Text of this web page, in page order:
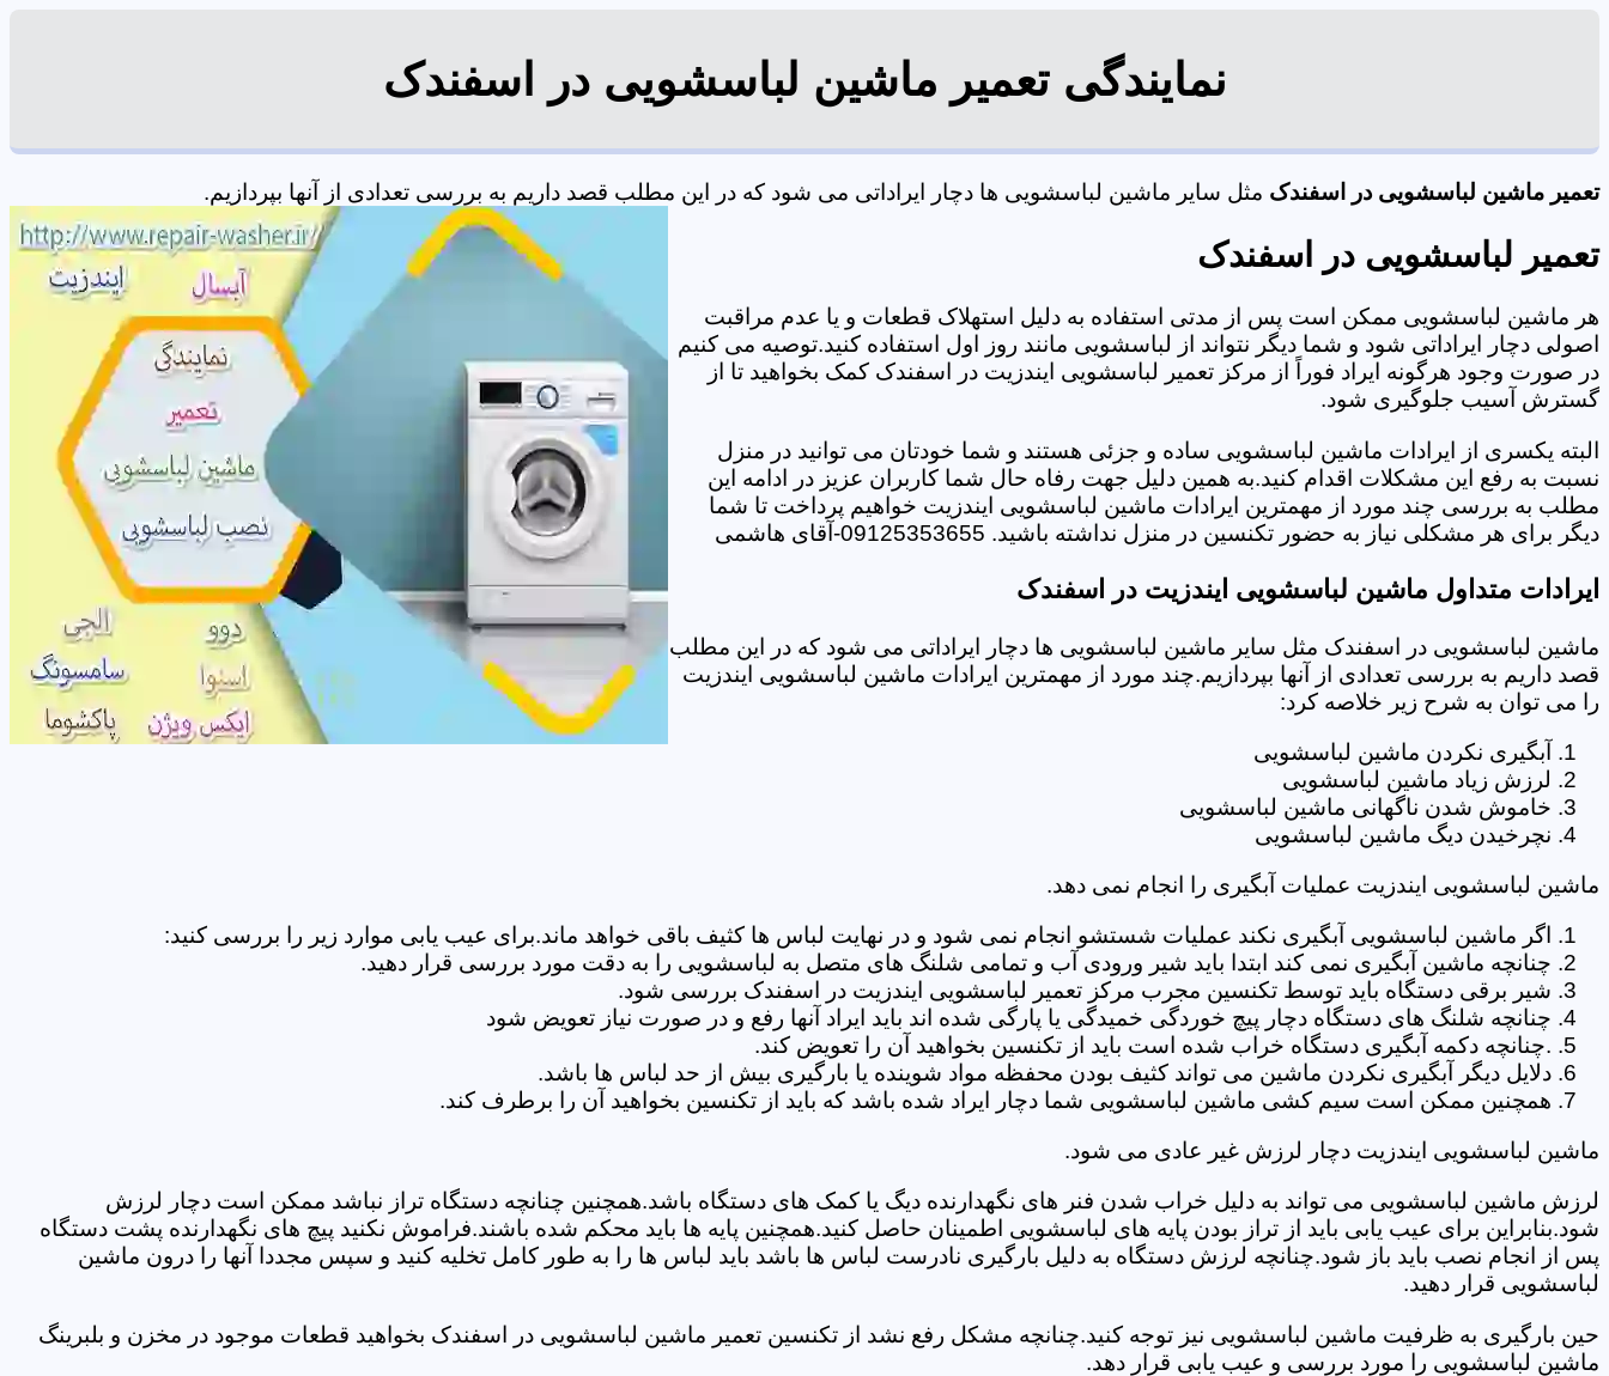
نمایندگی تعمیر ماشین لباسشویی در اسفندک
تعمیر ماشین لباسشویی در اسفندک مثل سایر ماشین لباسشویی ها دچار ایراداتی می شود که در این مطلب قصد داریم به بررسی تعدادی از آنها بپردازیم.
تعمیر لباسشویی در اسفندک
هر ماشین لباسشویی ممکن است پس از مدتی استفاده به دلیل استهلاک قطعات و یا عدم مراقبت
اصولی دچار ایراداتی شود و شما دیگر نتواند از لباسشویی مانند روز اول استفاده کنید.توصیه می کنیم
در صورت وجود هرگونه ایراد فوراً از مرکز تعمیر لباسشویی ایندزیت در اسفندک کمک بخواهید تا از
گسترش آسیب جلوگیری شود.
البته یکسری از ایرادات ماشین لباسشویی ساده و جزئی هستند و شما خودتان می توانید در منزل
نسبت به رفع این مشکلات اقدام کنید.به همین دلیل جهت رفاه حال شما کاربران عزیز در ادامه این
مطلب به بررسی چند مورد از مهمترین ایرادات ماشین لباسشویی ایندزیت خواهیم پرداخت تا شما
دیگر برای هر مشکلی نیاز به حضور تکنسین در منزل نداشته باشید. 09125353655-آقای هاشمی
ایرادات متداول ماشین لباسشویی ایندزیت در اسفندک
ماشین لباسشویی در اسفندک مثل سایر ماشین لباسشویی ها دچار ایراداتی می شود که در این مطلب
قصد داریم به بررسی تعدادی از آنها بپردازیم.چند مورد از مهمترین ایرادات ماشین لباسشویی ایندزیت
را می توان به شرح زیر خلاصه کرد:
آبگیری نکردن ماشین لباسشویی
لرزش زیاد ماشین لباسشویی
خاموش شدن ناگهانی ماشین لباسشویی
نچرخیدن دیگ ماشین لباسشویی
ماشین لباسشویی ایندزیت عملیات آبگیری را انجام نمی دهد.
اگر ماشین لباسشویی آبگیری نکند عملیات شستشو انجام نمی شود و در نهایت لباس ها کثیف باقی خواهد ماند.برای عیب یابی موارد زیر را بررسی کنید:
چنانچه ماشین آبگیری نمی کند ابتدا باید شیر ورودی آب و تمامی شلنگ های متصل به لباسشویی را به دقت مورد بررسی قرار دهید.
شیر برقی دستگاه باید توسط تکنسین مجرب مرکز تعمیر لباسشویی ایندزیت در اسفندک بررسی شود.
چنانچه شلنگ های دستگاه دچار پیچ خوردگی خمیدگی یا پارگی شده اند باید ایراد آنها رفع و در صورت نیاز تعویض شود
.چنانچه دکمه آبگیری دستگاه خراب شده است باید از تکنسین بخواهید آن را تعویض کند.
دلایل دیگر آبگیری نکردن ماشین می تواند کثیف بودن محفظه مواد شوینده یا بارگیری بیش از حد لباس ها باشد.
همچنین ممکن است سیم کشی ماشین لباسشویی شما دچار ایراد شده باشد که باید از تکنسین بخواهید آن را برطرف کند.
ماشین لباسشویی ایندزیت دچار لرزش غیر عادی می شود.
لرزش ماشین لباسشویی می تواند به دلیل خراب شدن فنر های نگهدارنده دیگ یا کمک های دستگاه باشد.همچنین چنانچه دستگاه تراز نباشد ممکن است دچار لرزش
شود.بنابراین برای عیب یابی باید از تراز بودن پایه های لباسشویی اطمینان حاصل کنید.همچنین پایه ها باید محکم شده باشند.فراموش نکنید پیچ های نگهدارنده پشت دستگاه
پس از انجام نصب باید باز شود.چنانچه لرزش دستگاه به دلیل بارگیری نادرست لباس ها باشد باید لباس ها را به طور کامل تخلیه کنید و سپس مجددا آنها را درون ماشین
لباسشویی قرار دهید.
حین بارگیری به ظرفیت ماشین لباسشویی نیز توجه کنید.چنانچه مشکل رفع نشد از تکنسین تعمیر ماشین لباسشویی در اسفندک بخواهید قطعات موجود در مخزن و بلبرینگ
ماشین لباسشویی را مورد بررسی و عیب یابی قرار دهد.